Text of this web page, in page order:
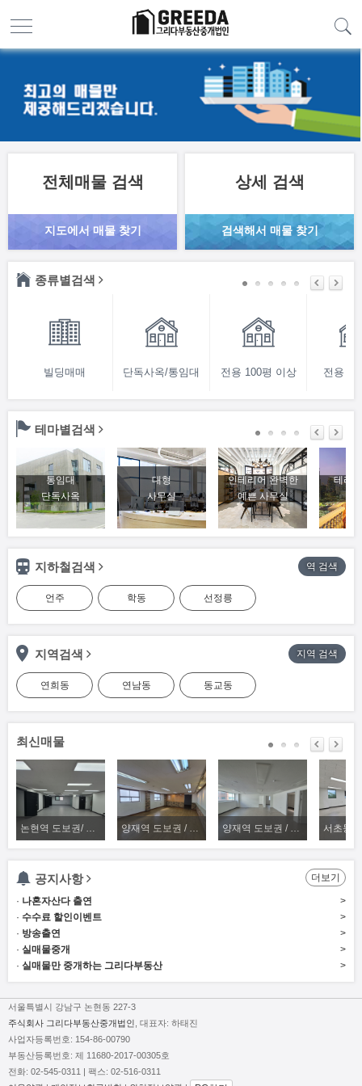
전체매물 검색
지도에서 매물 찾기
상세 검색
검색해서 매물 찾기
종류별검색
빌딩매매 단독사옥/통임대 전용 100평 이상 전용
테마별검색
통임대
단독사옥
대형
사무실
인테리어 완벽한
예쁜 사무실
테라
지하철검색 역 검색
언주 학동 선정릉
지역검색 지역 검색
연희동 연남동 동교동
최신매물
논현역 도보권/ 공간활용 좋은 깔끔하고 넓은 사무실 양재역 도보권 / 주차 편리한 평수대비 가격 좋은 사무실 양재역 도보권 / 주차 편리한 평수 잘 나오는 넓은 사무실
더보기
공지사항
· >
나혼자산다 출연
·
>
수수료 할인이벤트
·
>
방송출연
·
>
실매물중개
·
>
실매물만 중개하는 그리다부동산
서울특별시 강남구 논현동 227-3
주식회사 그리다부동산중개법인 , 대표자: 하태진
사업자등록번호: 154-86-00790
부동산등록번호: 제 11680-2017-00305호
전화: 02-545-0311 | 팩스: 02-516-0311